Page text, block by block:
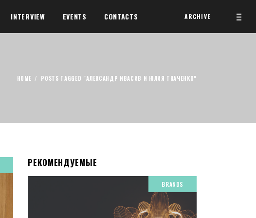
INTERVIEW EVENTS CONTACTS ARCHIVE
HOME / POSTS TAGGED "АЛЕКСАНДР ИВАСИВ И ЮЛИЯ ТКАЧЕНКО"
РЕКОМЕНДУЕМЫЕ
BRANDS